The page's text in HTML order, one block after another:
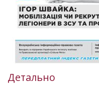
Детально